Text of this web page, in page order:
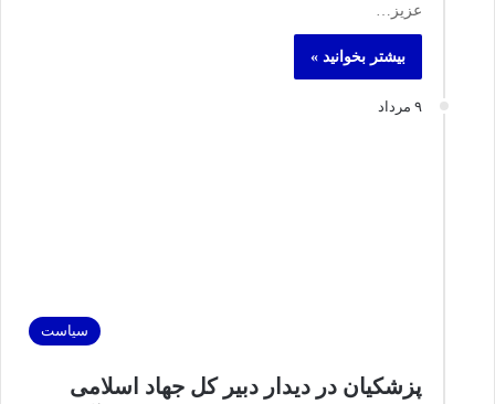
عزیز…
بیشتر بخوانید »
۹ مرداد
سیاست
پزشکیان در دیدار دبیر کل جهاد اسلامی